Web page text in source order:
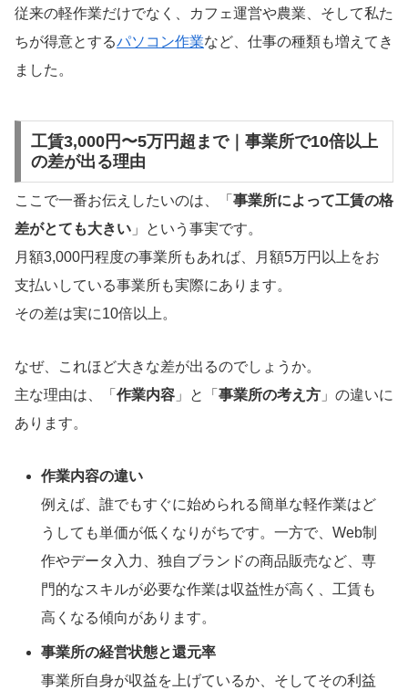
従来の軽作業だけでなく、カフェ運営や農業、そして私た
ちが得意とするパソコン作業など、仕事の種類も増えてき
ました。
工賃3,000円〜5万円超まで｜事業所で10倍以上
の差が出る理由
ここで一番お伝えしたいのは、「 事業所によって工賃の格
差がとても大きい 」という事実です。
月額3,000円程度の事業所もあれば、月額5万円以上をお
支払いしている事業所も実際にあります。
その差は実に10倍以上。
なぜ、これほど大きな差が出るのでしょうか。
主な理由は、「 作業内容 」と「 事業所の考え方 」の違いに
あります。
作業内容の違い
例えば、誰でもすぐに始められる簡単な軽作業はど
うしても単価が低くなりがちです。一方で、Web制
作やデータ入力、独自ブランドの商品販売など、専
門的なスキルが必要な作業は収益性が高く、工賃も
高くなる傾向があります。
事業所の経営状態と還元率
事業所自身が収益を上げているか、そしてその利益